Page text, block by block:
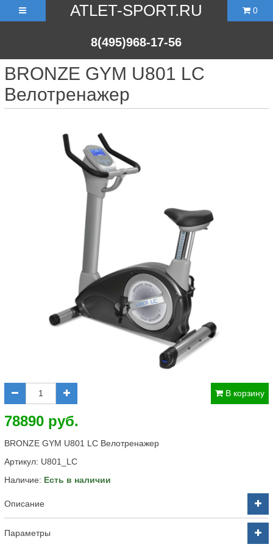
ATLET-SPORT.RU
8(495)968-17-56
0
BRONZE GYM U801 LC
Велотренажер
В корзину
78890 руб.
BRONZE GYM U801 LC Велотренажер
Артикул: U801_LC
Наличие: Есть в наличии
Описание
Параметры